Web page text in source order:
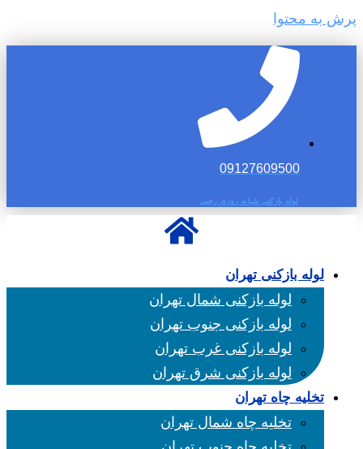
پرش به محتوا
09127609500
لوله بازکنی شبانه روزی رجبی
لوله بازکنی تهران
لوله بازکنی شمال تهران
لوله بازکنی جنوب تهران
لوله بازکنی غرب تهران
لوله بازکنی شرق تهران
تخلیه چاه تهران
تخلیه چاه شمال تهران